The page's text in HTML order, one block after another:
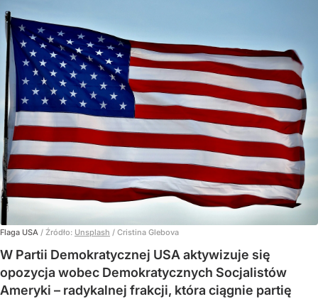
Flaga USA / Źródło: Unsplash / Cristina Glebova
W Partii Demokratycznej USA aktywizuje się
opozycja wobec Demokratycznych Socjalistów
Ameryki – radykalnej frakcji, która ciągnie partię